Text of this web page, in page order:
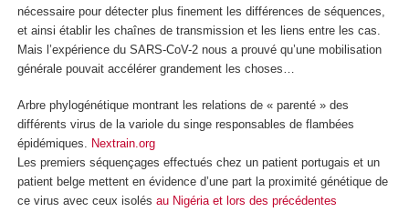
nécessaire pour détecter plus finement les différences de séquences,
et ainsi établir les chaînes de transmission et les liens entre les cas.
Mais l’expérience du SARS-CoV-2 nous a prouvé qu’une mobilisation
générale pouvait accélérer grandement les choses…
Arbre phylogénétique montrant les relations de « parenté » des
différents virus de la variole du singe responsables de flambées
épidémiques. Nextrain.org
Les premiers séquençages effectués chez un patient portugais et un
patient belge mettent en évidence d’une part la proximité génétique de
ce virus avec ceux isolés au Nigéria et lors des précédentes